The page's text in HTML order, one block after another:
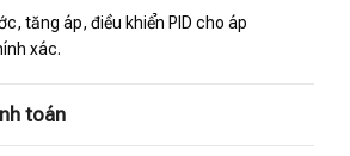
tăng áp, điều khiển PID cho áp
xác.
toán